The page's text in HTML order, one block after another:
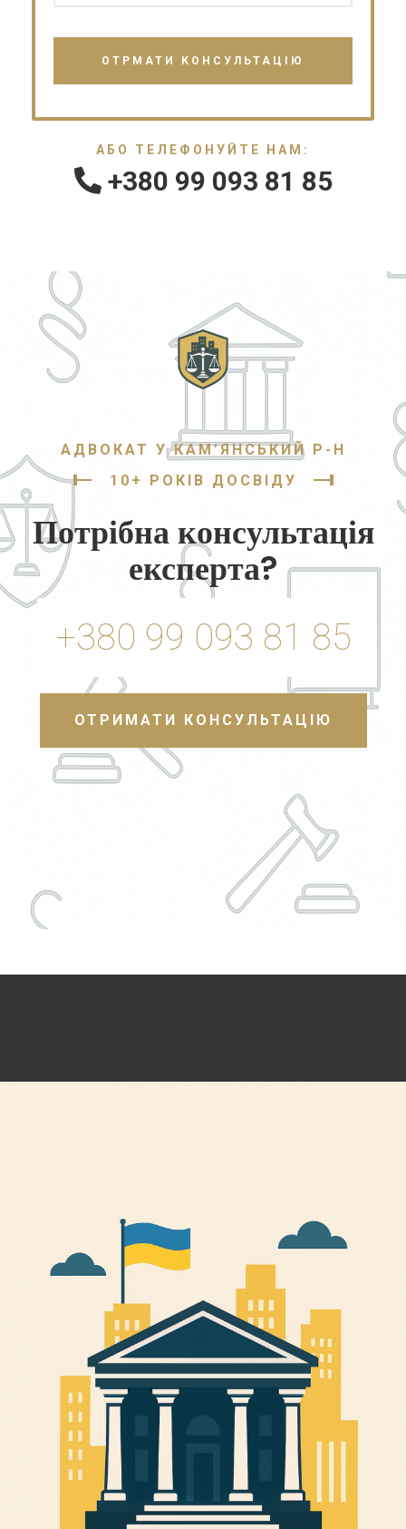
АБО ТЕЛЕФОНУЙТЕ НАМ:
+380 99 093 81 85
АДВОКАТ У КАМ’ЯНСЬКИЙ Р-Н
10+ РОКІВ ДОСВІДУ
Потрібна консультація
експерта?
+380 99 093 81 85
ОТРИМАТИ КОНСУЛЬТАЦІЮ